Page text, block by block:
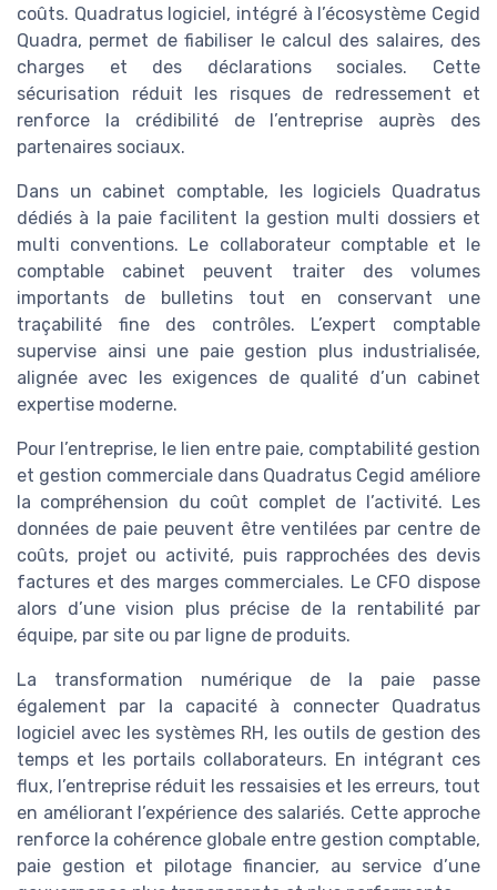
coûts. Quadratus logiciel, intégré à l’écosystème Cegid
Quadra, permet de fiabiliser le calcul des salaires, des
charges et des déclarations sociales. Cette
sécurisation réduit les risques de redressement et
renforce la crédibilité de l’entreprise auprès des
partenaires sociaux.
Dans un cabinet comptable, les logiciels Quadratus
dédiés à la paie facilitent la gestion multi dossiers et
multi conventions. Le collaborateur comptable et le
comptable cabinet peuvent traiter des volumes
importants de bulletins tout en conservant une
traçabilité fine des contrôles. L’expert comptable
supervise ainsi une paie gestion plus industrialisée,
alignée avec les exigences de qualité d’un cabinet
expertise moderne.
Pour l’entreprise, le lien entre paie, comptabilité gestion
et gestion commerciale dans Quadratus Cegid améliore
la compréhension du coût complet de l’activité. Les
données de paie peuvent être ventilées par centre de
coûts, projet ou activité, puis rapprochées des devis
factures et des marges commerciales. Le CFO dispose
alors d’une vision plus précise de la rentabilité par
équipe, par site ou par ligne de produits.
La transformation numérique de la paie passe
également par la capacité à connecter Quadratus
logiciel avec les systèmes RH, les outils de gestion des
temps et les portails collaborateurs. En intégrant ces
flux, l’entreprise réduit les ressaisies et les erreurs, tout
en améliorant l’expérience des salariés. Cette approche
renforce la cohérence globale entre gestion comptable,
paie gestion et pilotage financier, au service d’une